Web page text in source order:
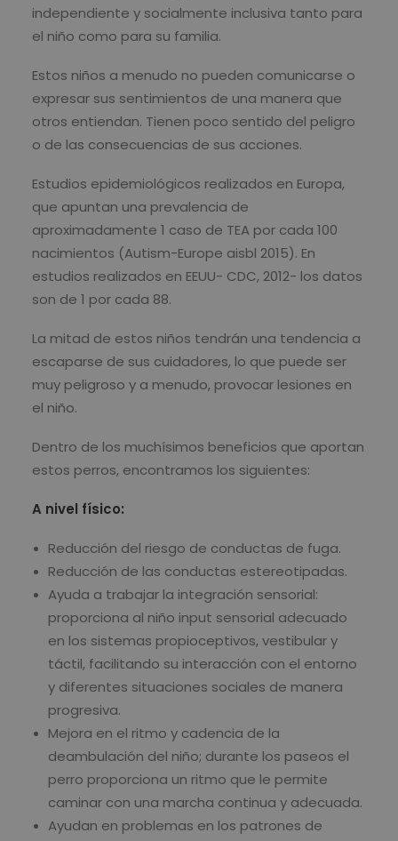
independiente y socialmente inclusiva tanto para
el niño como para su familia.
Estos niños a menudo no pueden comunicarse o
expresar sus sentimientos de una manera que
otros entiendan. Tienen poco sentido del peligro
o de las consecuencias de sus acciones.
Estudios epidemiológicos realizados en Europa,
que apuntan una prevalencia de
aproximadamente 1 caso de TEA por cada 100
nacimientos (Autism-Europe aisbl 2015). En
estudios realizados en EEUU- CDC, 2012- los datos
son de 1 por cada 88.
La mitad de estos niños tendrán una tendencia a
escaparse de sus cuidadores, lo que puede ser
muy peligroso y a menudo, provocar lesiones en
el niño.
Dentro de los muchísimos beneficios que aportan
estos perros, encontramos los siguientes:
A nivel físico:
Reducción del riesgo de conductas de fuga.
Reducción de las conductas estereotipadas.
Ayuda a trabajar la integración sensorial:
proporciona al niño input sensorial adecuado
en los sistemas propioceptivos, vestibular y
táctil, facilitando su interacción con el entorno
y diferentes situaciones sociales de manera
progresiva.
Mejora en el ritmo y cadencia de la
deambulación del niño; durante los paseos el
perro proporciona un ritmo que le permite
caminar con una marcha continua y adecuada.
Ayudan en problemas en los patrones de